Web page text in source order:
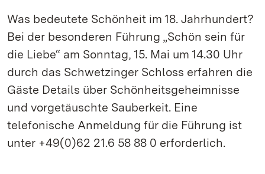
Was bedeutete Schönheit im 18. Jahrhundert?
Bei der besonderen Führung „Schön sein für
die Liebe“ am Sonntag, 15. Mai um 14.30 Uhr
durch das Schwetzinger Schloss erfahren die
Gäste Details über Schönheitsgeheimnisse
und vorgetäuschte Sauberkeit. Eine
telefonische Anmeldung für die Führung ist
unter +49(0)62 21.6 58 88 0 erforderlich.